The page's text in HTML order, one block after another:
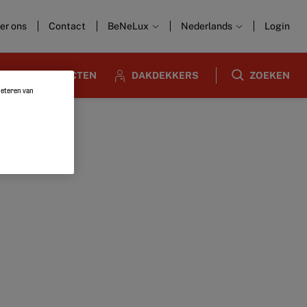
ons Contact BeNeLux Nederlands Login
ARCHITECTEN DAKDEKKERS ZOEKEN
van